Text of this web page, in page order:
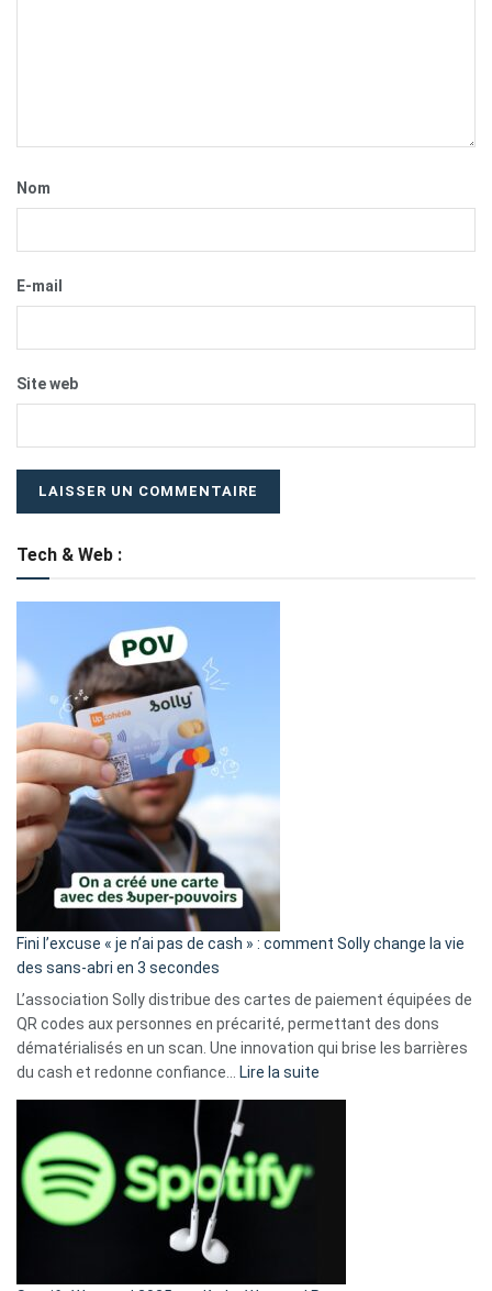
Nom
E-mail
Site web
Tech & Web :
Fini l’excuse « je n’ai pas de cash » : comment Solly change la vie
des sans-abri en 3 secondes
L’association Solly distribue des cartes de paiement équipées de
QR codes aux personnes en précarité, permettant des dons
dématérialisés en un scan. Une innovation qui brise les barrières
du cash et redonne confiance…
Lire la suite